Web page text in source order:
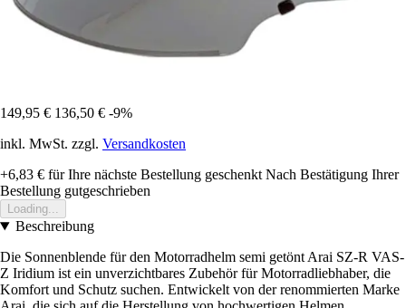
149,95 € 136,50 € -9%
inkl. MwSt. zzgl. Versandkosten
+6,83 € für Ihre nächste Bestellung geschenkt Nach Bestätigung Ihrer
Bestellung gutgeschrieben
Loading...
Beschreibung
Die Sonnenblende für den Motorradhelm semi getönt Arai SZ-R VAS-
Z Iridium ist ein unverzichtbares Zubehör für Motorradliebhaber, die
Komfort und Schutz suchen. Entwickelt von der renommierten Marke